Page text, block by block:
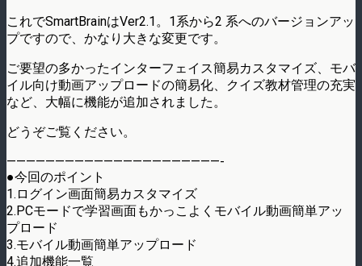
これでSmartBrainはVer2.1。1系から2 系へのバージョンアッ
プですので、かなり大きな変更です。
ご要望の多かったインターフェイス簡易カスタマイズ、モバ
イル向け動画アップロードの簡易化、クイズ教材管理の充実
など、大幅に機能が追加されました。
どうぞご覧ください。
——————————————————————-
●今回のポイント
1.ログイン画面簡易カスタマイズ
2.PCモードで学習画面もかっこよくモバイル動画簡単アッ
プロード
3.モバイル動画簡単アップロード
4.追加機能一覧